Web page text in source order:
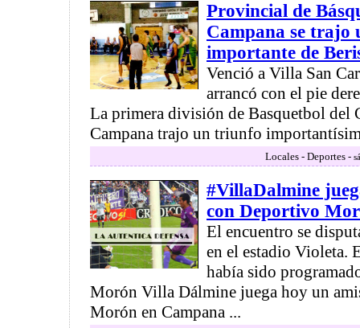
Provincial de
Campana se trajo
importante de
Venció a Villa San
arrancó con el pie
La primera división de Basquetbol del
Campana trajo un triunfo
Locales - Deportes -
#VillaDalmine
con Deportivo
El encuentro se
en el estadio Violeta.
había sido
Morón Villa Dálmine juega hoy un
Morón en Campana ...